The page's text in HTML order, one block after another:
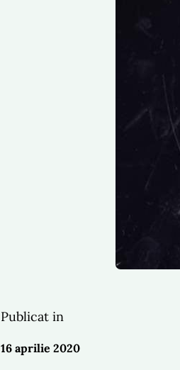
Publicat in
16 aprilie 2020